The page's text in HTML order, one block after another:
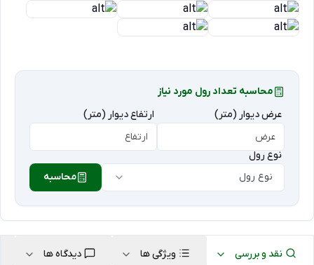
محاسبه تعداد رول مورد نیاز
عرض دیوار (متر)
ارتفاع دیوار (متر)
نوع رول
نوع رول
محاسبه
نقد و بررسی ویژگی ها دیدگاه ها